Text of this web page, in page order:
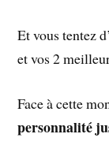
Et vous tentez
et vos 2
Face à cette
personnalité